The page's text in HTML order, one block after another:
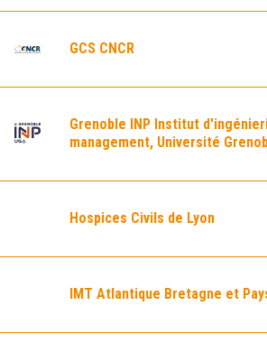
GCS CNCR
Grenoble INP Institut
management, Université
Hospices Civils de Lyon
IMT Atlantique Bretagne et